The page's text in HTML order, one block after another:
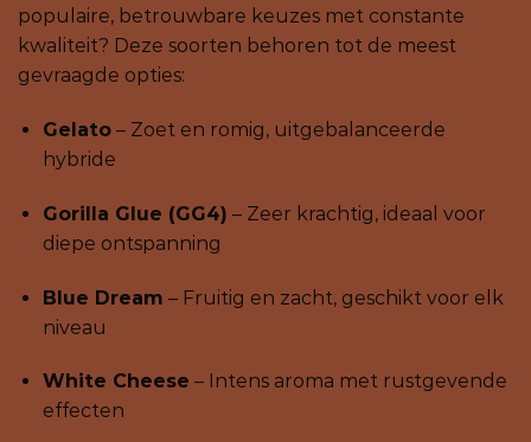
populaire, betrouwbare keuzes met constante
kwaliteit? Deze soorten behoren tot de meest
gevraagde opties:
Gelato– Zoet en romig, uitgebalanceerde
hybride
Gorilla Glue (GG4) – Zeer krachtig, ideaal voor
diepe ontspanning
Blue Dream – Fruitig en zacht, geschikt voor elk
niveau
White Cheese – Intens aroma met rustgevende
effecten